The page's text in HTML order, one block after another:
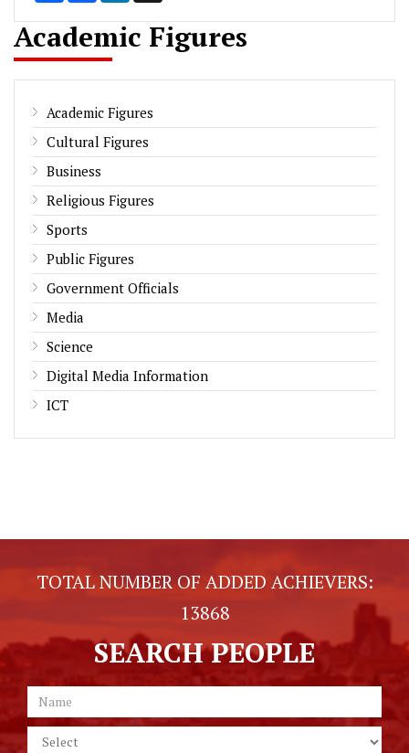
Academic Figures
Academic Figures
Cultural Figures
Business
Religious Figures
Sports
Public Figures
Government Officials
Media
Science
Digital Media Information
ICT
TOTAL NUMBER OF ADDED ACHIEVERS:
13868
SEARCH PEOPLE